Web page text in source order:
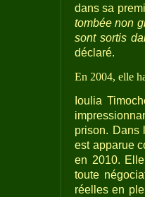
dans sa
tombée non
sont sortis
déclaré.
En 2004, elle
Ioulia
prison. Dans
est apparue
en 2010.
toute
réelles en